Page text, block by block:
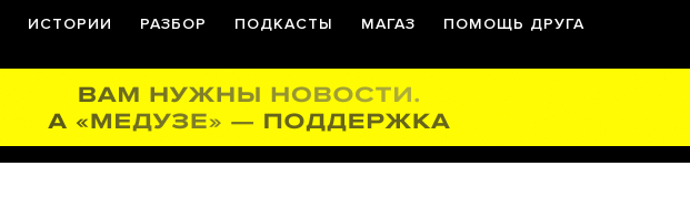
ИСТОРИИ РАЗБОР ПОДКАСТЫ МАГАЗ ПОМОЩЬ ДРУГА